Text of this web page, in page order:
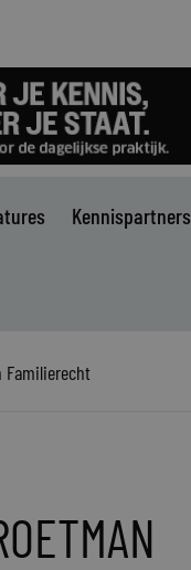
Kennispartners
Familierecht